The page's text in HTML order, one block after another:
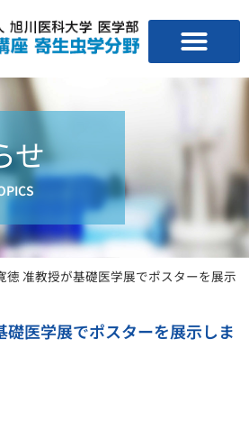
せ
徳 准教授が基礎医学展でポスターを展示
礎医学展でポスターを展示しま